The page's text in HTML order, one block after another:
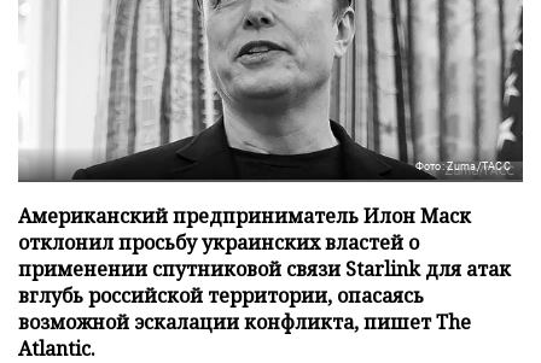
Фото: Zuma/ТАСС
Американский предприниматель Илон Маск
отклонил просьбу украинских властей о
применении спутниковой связи Starlink для атак
вглубь российской территории, опасаясь
возможной эскалации конфликта, пишет The
Atlantic.